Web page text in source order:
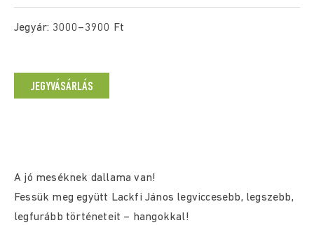
Jegyár: 3000–3900 Ft
JEGYVÁSÁRLÁS
A jó meséknek dallama van!
Fessük meg együtt Lackfi János legviccesebb, legszebb,
legfurább történeteit – hangokkal!